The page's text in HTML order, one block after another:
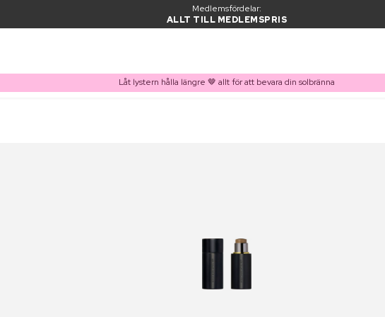
Medlemsfördelar:
ALLT TILL MEDLEMSPRIS
Låt lystern hålla längre 🤎 allt för att bevara din solbränna